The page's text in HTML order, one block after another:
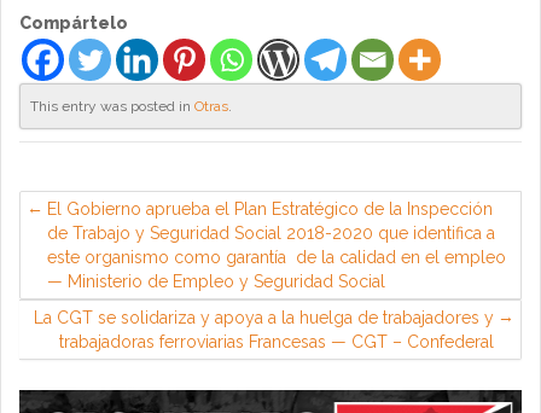
Compártelo
This entry was posted in Otras.
El Gobierno aprueba el Plan Estratégico de la Inspección
de Trabajo y Seguridad Social 2018-2020 que identifica a
este organismo como garantía de la calidad en el empleo
— Ministerio de Empleo y Seguridad Social
La CGT se solidariza y apoya a la huelga de trabajadores y
trabajadoras ferroviarias Francesas — CGT – Confederal